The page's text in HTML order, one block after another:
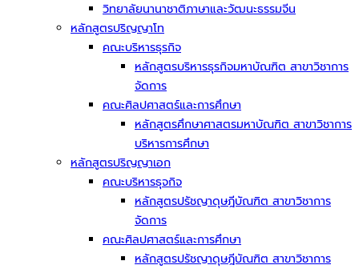
วิทยาลัยนานาชาติภาษาและวัฒนะธรรมจีน
หลักสูตรปริญญาโท
คณะบริหารธุรกิจ
หลักสูตรบริหารธุรกิจมหาบัณฑิต สาขาวิชาการ
จัดการ
คณะศิลปศาสตร์และการศึกษา
หลักสูตรศึกษาศาสตรมหาบัณฑิต สาขาวิชาการ
บริหารการศึกษา
หลักสูตรปริญญาเอก
คณะบริหารธุจกิจ
หลักสูตรปรัชญาดุษฎีบัณฑิต สาขาวิชาการ
จัดการ
คณะศิลปศาสตร์และการศึกษา
หลักสูตรปรัชญาดุษฎีบัณฑิต สาขาวิชาการ